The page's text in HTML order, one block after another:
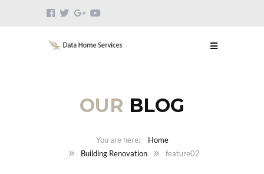
OUR BLOG
Home
Building Renovation
feature02